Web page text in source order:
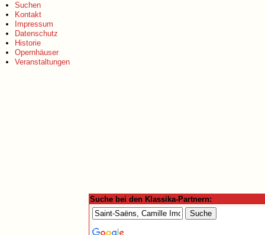
Suchen
Kontakt
Impressum
Datenschutz
Historie
Opernhäuser
Veranstaltungen
Suche bei den Klassika-Partnern: